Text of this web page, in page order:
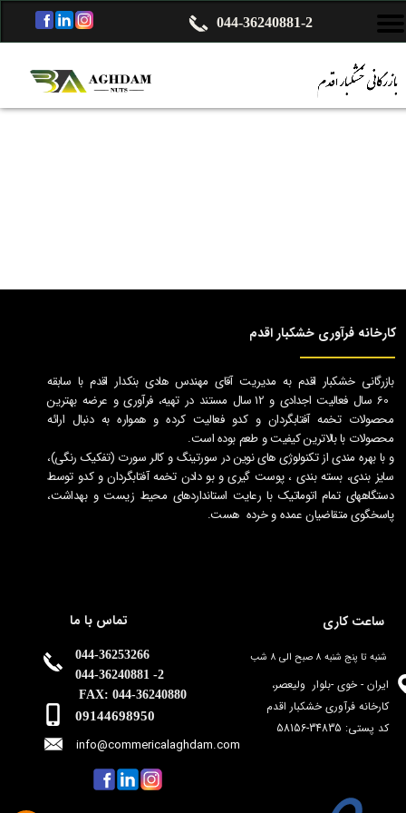
044-36240881-2
​کارخانه فرآوری خشکبار اقدم​​​​​​​​​​​​​
تماس با ما
044-36253266
044-36240881 -2
FAX: 044-36240880
09144698950
ساعت کاری
شنبه تا پنج شنبه 8 صبح الی 8 شب
ایران - خوی -بلوار ولیعصر،
کارخانه فرآوری خشکبار اقدم
​​​​کد پستی: 34835-58156
بازرگانی خشکبار اقدم به مدیریت آقای مهندس هادی بنکدار اقدم با سابقه
60 سال فعالیت اجدادی و 12 سال مستند در تهیه، فرآوری و عرضه بهترین
محصولات تخمه آفتابگردان و کدو فعالیت کرده و همواره به دنبال ارائه
محصولات با بالاترین کیفیت و طعم بوده است.
و با بهره مندی از تکنولوژی های نوین در سورتینگ و کالر سورت (تفکیک رنگی)،
سایز بندی، بسته بندی ، پوست گیری و بو دادن تخمه آفتابگردان و کدو توسط
دستگاههای تمام اتوماتیک با رعایت استانداردهای محیط زیست و بهداشت،
پاسخگوی متقاضیان عمده و خرده هست.
info@commericalaghdam.com